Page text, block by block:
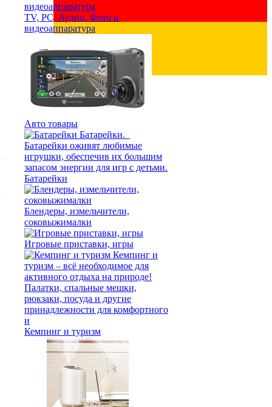
TV, PC, Аудио, Фото и
видеоаппаратура
Авто товары
Батарейки
Блендеры, измельчители,
cоковыжималки
Игровые приставки, игры
Кемпинг и туризм
German
Swedish
Finnish